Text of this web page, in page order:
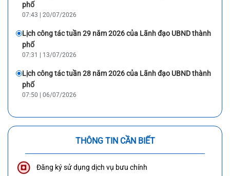
phố
07:43 | 20/07/2026
Lịch công tác tuần 29 năm 2026 của Lãnh đạo UBND thành
phố
07:31 | 13/07/2026
Lịch công tác tuần 28 năm 2026 của Lãnh đạo UBND thành
phố
07:50 | 06/07/2026
THÔNG TIN CẦN BIẾT
Đăng ký sử dụng dịch vụ bưu chính